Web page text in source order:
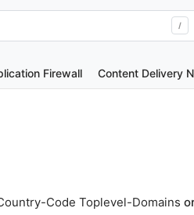
/
Firewall Content Delivery
Code Toplevel-Domains